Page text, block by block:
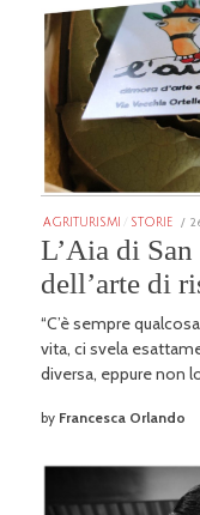
AGRITURISMI STORIE
L’Aia di
dell’arte di
“C’è sempre
vita, ci svela
diversa, eppure non
by Francesca Orlando